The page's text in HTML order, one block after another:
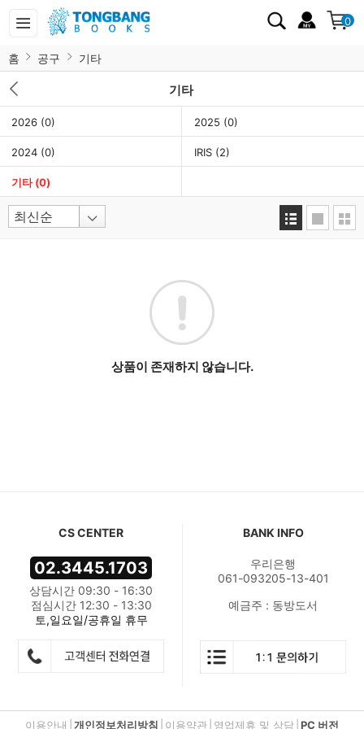
0
홈 공구 기타
기타
2026 (0) 2025 (0)
2024 (0) IRIS (2)
기타(0)
상품이 존재하지 않습니다.
CS CENTER
02.3445.1703
상담시간 09:30 - 16:30
점심시간 12:30 - 13:30
토,일요일/공휴일 휴무
BANK INFO
우리은행
061-093205-13-401
예금주 : 동방도서
이용안내 개인정보처리방침 이용약관 영업제휴 및 상담 PC 버전